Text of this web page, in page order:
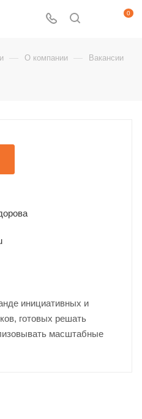
0
— О компании — Вакансии
инициативных и
готовых решать
масштабные